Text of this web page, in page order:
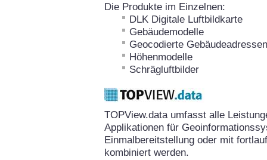
Die Produkte im Einzelnen:
DLK Digitale Luftbildkarte
Gebäudemodelle
Geocodierte Gebäudeadressen
Höhenmodelle
Schrägluftbilder
TOPView.data umfasst alle
Applikationen für
Einmalbereitstellung oder mit
kombiniert werden.